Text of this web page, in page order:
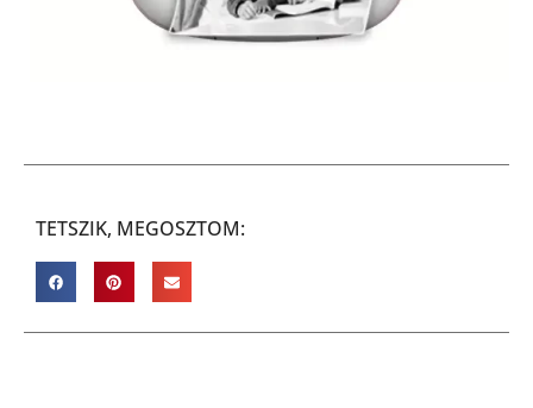
TETSZIK, MEGOSZTOM: